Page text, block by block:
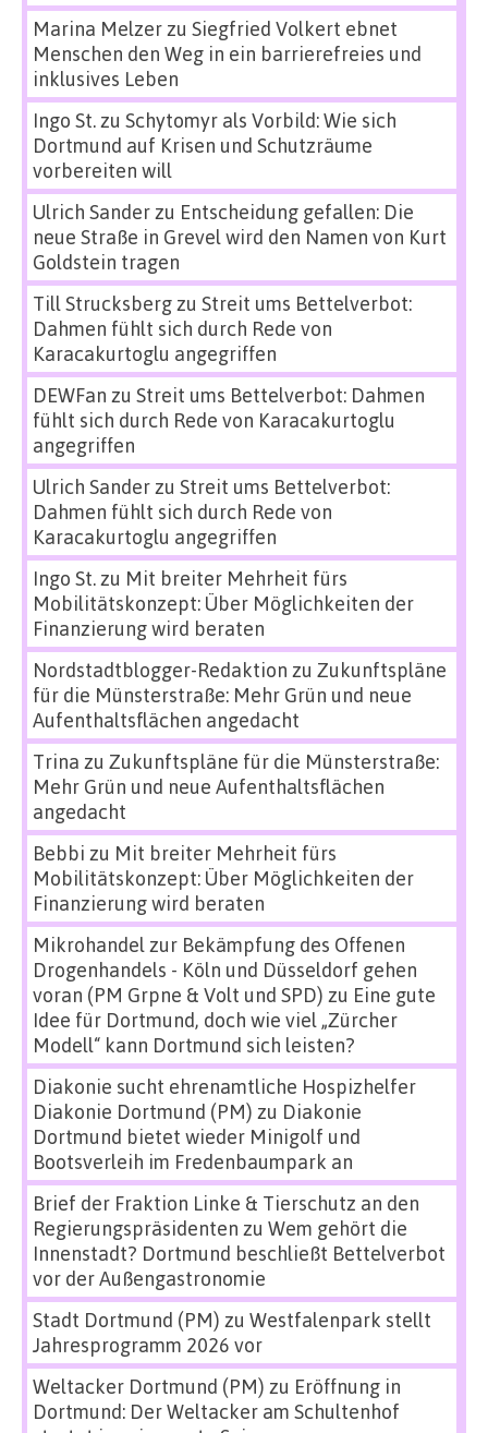
Marina Melzerzu Siegfried Volkert ebnet
Menschen den Weg in ein barrierefreies und
inklusives Leben
Ingo St.zu Schytomyr als Vorbild: Wie sich
Dortmund auf Krisen und Schutzräume
vorbereiten will
Ulrich Sanderzu Entscheidung gefallen: Die
neue Straße in Grevel wird den Namen von Kurt
Goldstein tragen
Till Strucksbergzu Streit ums Bettelverbot:
Dahmen fühlt sich durch Rede von
Karacakurtoglu angegriffen
DEWFan zu Streit ums Bettelverbot: Dahmen
fühlt sich durch Rede von Karacakurtoglu
angegriffen
Ulrich Sanderzu Streit ums Bettelverbot:
Dahmen fühlt sich durch Rede von
Karacakurtoglu angegriffen
Ingo St.zu Mit breiter Mehrheit fürs
Mobilitätskonzept: Über Möglichkeiten der
Finanzierung wird beraten
Nordstadtblogger-Redaktion zu Zukunftspläne
für die Münsterstraße: Mehr Grün und neue
Aufenthaltsflächen angedacht
Trina zu Zukunftspläne für die Münsterstraße:
Mehr Grün und neue Aufenthaltsflächen
angedacht
Bebbi zu Mit breiter Mehrheit fürs
Mobilitätskonzept: Über Möglichkeiten der
Finanzierung wird beraten
Mikrohandel zur Bekämpfung des Offenen
Drogenhandels - Köln und Düsseldorf gehen
voran (PM Grpne & Volt und SPD) zu Eine gute
Idee für Dortmund, doch wie viel „Zürcher
Modell“ kann Dortmund sich leisten?
Diakonie sucht ehrenamtliche Hospizhelfer
Diakonie Dortmund (PM) zu Diakonie
Dortmund bietet wieder Minigolf und
Bootsverleih im Fredenbaumpark an
Brief der Fraktion Linke & Tierschutz an den
Regierungspräsidenten zu Wem gehört die
Innenstadt? Dortmund beschließt Bettelverbot
vor der Außengastronomie
Stadt Dortmund (PM) zu Westfalenpark stellt
Jahresprogramm 2026 vor
Weltacker Dortmund (PM) zu Eröffnung in
Dortmund: Der Weltacker am Schultenhof